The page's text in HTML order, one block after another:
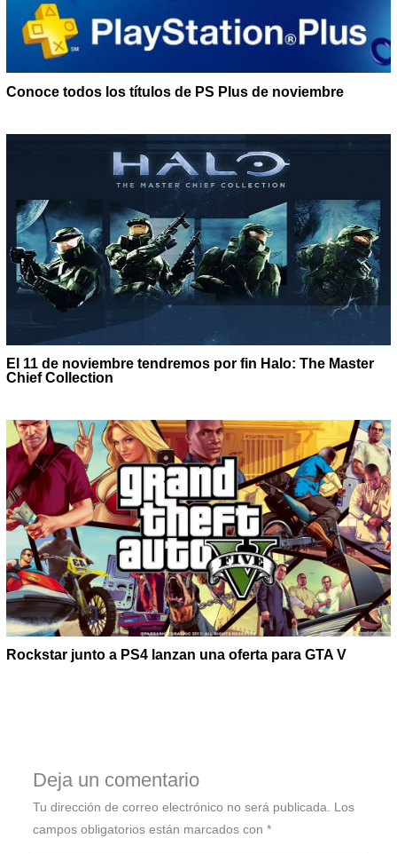
Conoce todos los títulos de PS Plus de noviembre
El 11 de noviembre tendremos por fin Halo: The Master
Chief Collection
Rockstar junto a PS4 lanzan una oferta para GTA V
Deja un comentario
Tu dirección de correo electrónico no será publicada.
Los
campos obligatorios están marcados con *